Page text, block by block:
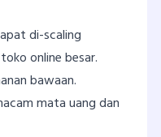
di-scaling
online besar.
bawaan.
mata uang dan